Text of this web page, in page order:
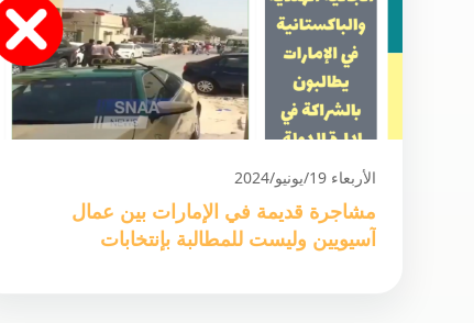
الأربعاء 19/يونيو/2024
مشاجرة قديمة في الإمارات بين عمال
آسيويين وليست للمطالبة بإنتخابات